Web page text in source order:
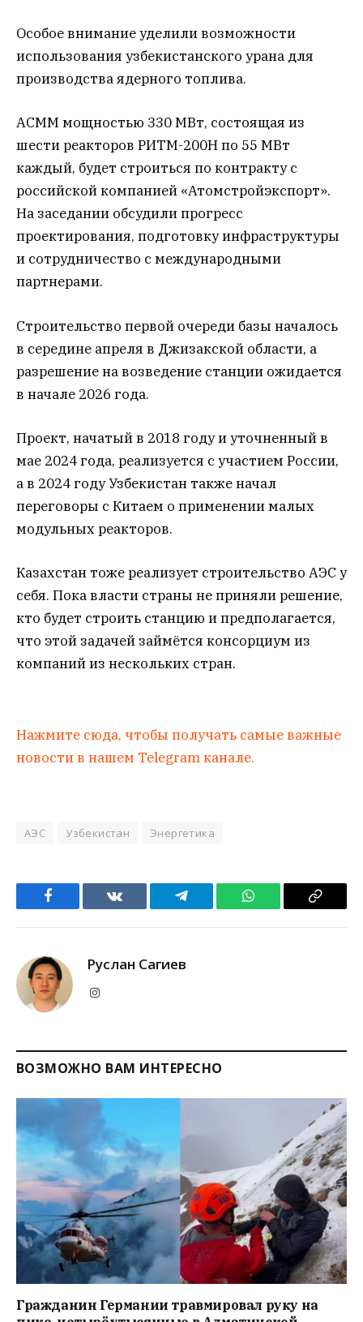
Особое внимание уделили возможности
использования узбекистанского урана для
производства ядерного топлива.
АСММ мощностью 330 МВт, состоящая из
шести реакторов РИТМ-200Н по 55 МВт
каждый, будет строиться по контракту с
российской компанией «Атомстройэкспорт».
На заседании обсудили прогресс
проектирования, подготовку инфраструктуры
и сотрудничество с международными
партнерами.
Строительство первой очереди базы началось
в середине апреля в Джизакской области, а
разрешение на возведение станции ожидается
в начале 2026 года.
Проект, начатый в 2018 году и уточненный в
мае 2024 года, реализуется с участием России,
а в 2024 году Узбекистан также начал
переговоры с Китаем о применении малых
модульных реакторов.
Казахстан тоже реализует строительство АЭС у
себя. Пока власти страны не приняли решение,
кто будет строить станцию и предполагается,
что этой задачей займётся консорциум из
компаний из нескольких стран.
Нажмите сюда, чтобы получать самые важные
новости в нашем Telegram канале.
АЭС Узбекистан Энергетика
Facebook VKontakteTelegram WhatsApp Copy
Руслан Сагиев
Instagram
ВОЗМОЖНО ВАМ ИНТЕРЕСНО
Гражданин Германии травмировал руку на